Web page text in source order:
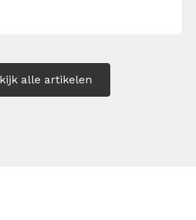
dat zonder drama, verwijt
alle artikelen